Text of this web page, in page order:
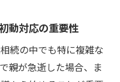
地主通知のタイミン
心ポイント解説
悩みとその解決の糸
動対応の重要性
続の中でも特に複雑な
親が急逝した場合、ま